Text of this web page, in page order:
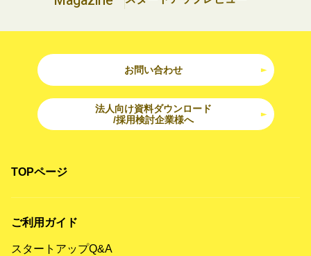
お問い合わせ
法人向け資料ダウンロード
/採用検討企業様へ
TOPページ
ご利用ガイド
スタートアップQ&A